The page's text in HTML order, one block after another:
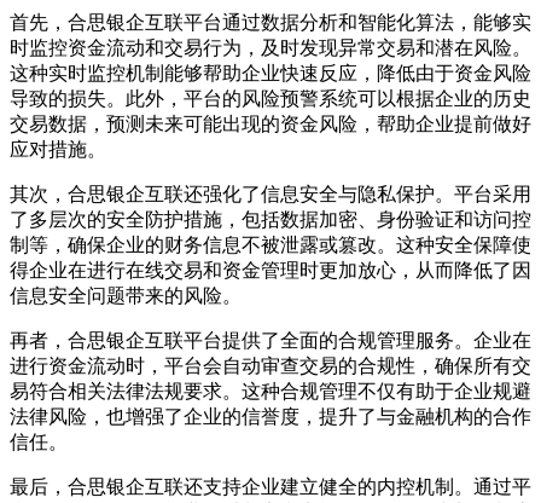
首先，合思银企互联平台通过数据分析和智能化算法，能够实
时监控资金流动和交易行为，及时发现异常交易和潜在风险。
这种实时监控机制能够帮助企业快速反应，降低由于资金风险
导致的损失。此外，平台的风险预警系统可以根据企业的历史
交易数据，预测未来可能出现的资金风险，帮助企业提前做好
应对措施。
其次，合思银企互联还强化了信息安全与隐私保护。平台采用
了多层次的安全防护措施，包括数据加密、身份验证和访问控
制等，确保企业的财务信息不被泄露或篡改。这种安全保障使
得企业在进行在线交易和资金管理时更加放心，从而降低了因
信息安全问题带来的风险。
再者，合思银企互联平台提供了全面的合规管理服务。企业在
进行资金流动时，平台会自动审查交易的合规性，确保所有交
易符合相关法律法规要求。这种合规管理不仅有助于企业规避
法律风险，也增强了企业的信誉度，提升了与金融机构的合作
信任。
最后，合思银企互联还支持企业建立健全的内控机制。通过平